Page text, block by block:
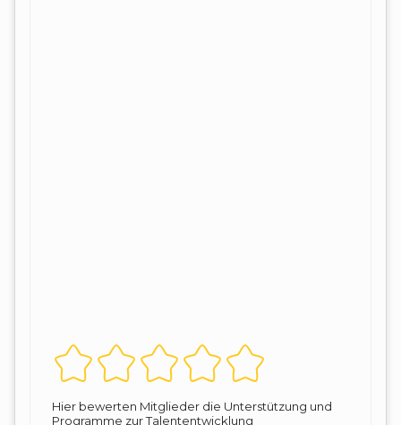
Hier bewerten Mitglieder die Unterstützung und
Programme zur Talententwicklung